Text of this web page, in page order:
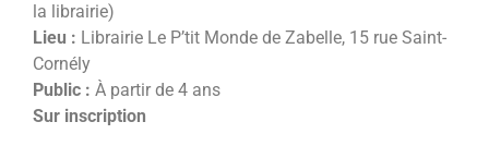
la librairie)
Lieu : Librairie Le P’tit Monde de Zabelle, 15 rue Saint-
Cornély
Public : À partir de 4 ans
Sur inscription